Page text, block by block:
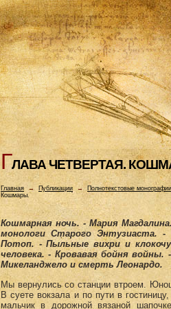
ГЛАВА ЧЕТВЕРТАЯ.
Главная→ Публикации → Полнотекстовые монографии
Кошмары.
Кошмарная ночь. - Мария
монологи Старого Энтузиаста. -
Потоп. - Пыльные вихри и
человека. - Кровавая бойня
Микеланджело и смерть Леонардо.
Мы вернулись со станции втроем.
В суете вокзала и по пути в
мальчик в дорожной вязаной